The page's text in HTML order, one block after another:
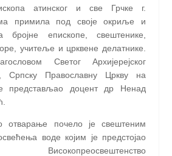
атинског и све Грчке г.
примила под своје окриље и
бројне епископе, свештенике,
учитеље и црквене делатнике.
Светог Архијерејског
Српску Православну Цркву на
представљао доцент др Ненад
отварање почело је свештеним
воде којим је предстојао
Високопреосвештенство